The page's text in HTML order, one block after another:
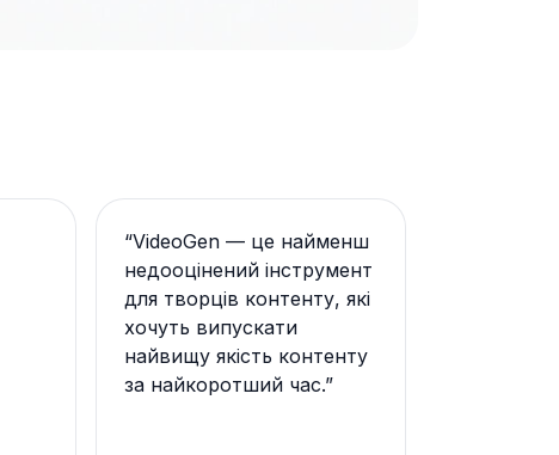
“VideoGen — це найменш
недооцінений інструмент
для творців контенту, які
хочуть випускати
найвищу якість контенту
за найкоротший час.”